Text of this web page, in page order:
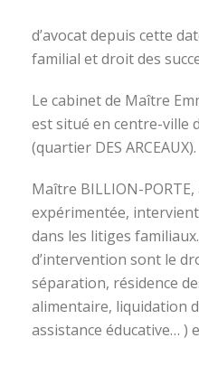
d’avocat depuis cette
familial et droit des
Le cabinet de Maître
est situé en centre-ville
(quartier DES ARCEAUX).
Maître BILLION-
expérimentée,
dans les litiges
d’intervention sont le
séparation, résidence
alimentaire, liquidation
assistance éducative… )